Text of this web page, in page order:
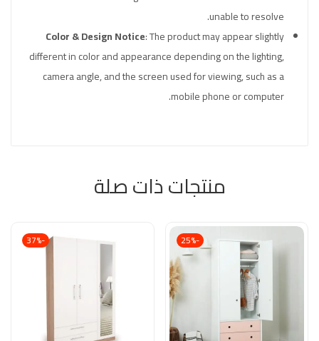
unable to resolve.
Color & Design Notice: The product may appear slightly
different in color and appearance depending on the lighting,
camera angle, and the screen used for viewing, such as a
mobile phone or computer.
منتجات ذات صلة
-25%
-37%